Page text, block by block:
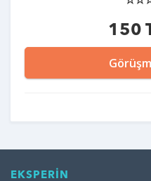
150
EKSPERİN